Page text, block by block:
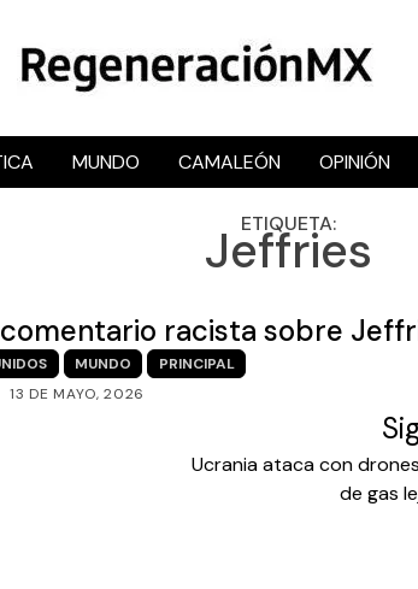
RegeneraciónMX
Sitio de noticias libre e independiente
MUNDO CAMALEÓN OPINIÓN
ETIQUETA:
Jeffries
comentario racista sobre
MUNDO
PRINCIPAL
13 DE MAYO, 2026
Ucrania ataca con
de gas